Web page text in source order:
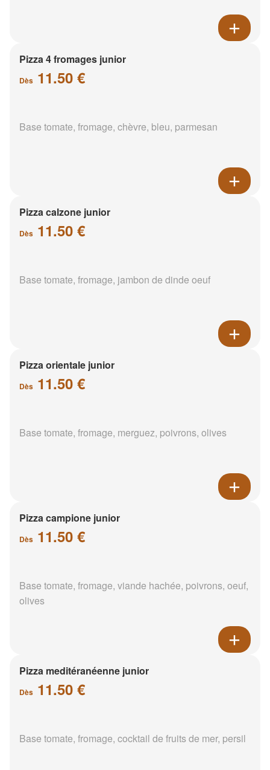
Pizza 4 fromages junior
Dès 11.50 €
Base tomate, fromage, chèvre, bleu, parmesan
Pizza calzone junior
Dès 11.50 €
Base tomate, fromage, jambon de dinde oeuf
Pizza orientale junior
Dès 11.50 €
Base tomate, fromage, merguez, poivrons, olives
Pizza campione junior
Dès 11.50 €
Base tomate, fromage, viande hachée, poivrons, oeuf,
olives
Pizza meditéranéenne junior
Dès 11.50 €
Base tomate, fromage, cocktail de fruits de mer, persil